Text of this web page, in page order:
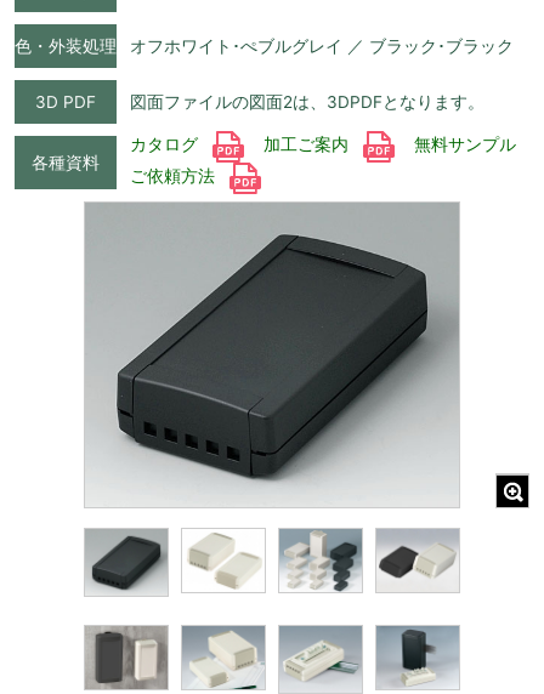
色・外装処理 オフホワイト･ぺブルグレイ ／ ブラック･ブラック
3D PDF 図面ファイルの図面2は、3DPDFとなります。
各種資料
カタログ 加工ご案内
無料サンプル
ご依頼方法